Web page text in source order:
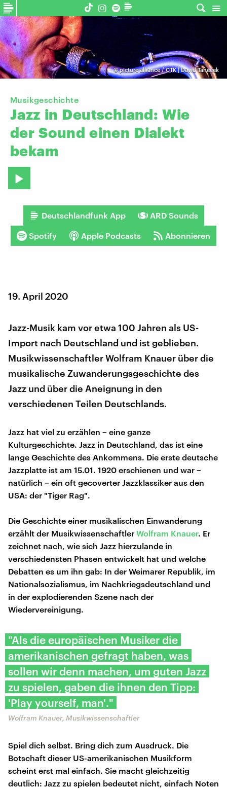
©picture alliance / CTK | David Tanecek
Musikgeschichte
Jazz in Deutschland: Wie
der Sound einen Dialekt
bekam
Deutschlandfunk App ARD Sounds
Spotify Apple Podcasts Abonnieren
19. April 2020
Jazz-Musik kam vor etwa 100 Jahren als US-
Import nach Deutschland und ist geblieben.
Musikwissenschaftler Wolfram Knauer über die
musikalische Zuwanderungsgeschichte des
Jazz und über die Aneignung in den
verschiedenen Teilen Deutschlands.
Jazz hat viel zu erzählen − eine ganze
Kulturgeschichte. Jazz in Deutschland, das ist eine
lange Geschichte des Ankommens. Die erste deutsche
Jazzplatte ist am 15.01. 1920 erschienen und war −
natürlich − ein oft gecoverter Jazzklassiker aus den
USA: der "Tiger Rag".
Die Geschichte einer musikalischen Einwanderung
erzählt der Musikwissenschaftler Wolfram Knauer. Er
zeichnet nach, wie sich Jazz hierzulande in
verschiedensten Phasen entwickelt hat und welche
Debatten es um ihn gab: In der Weimarer Republik, im
Nationalsozialismus, im Nachkriegsdeutschland und
in der explodierenden Szene nach der
Wiedervereinigung.
"Als die europäischen Musiker die
amerikanischen gefragt haben, was
sollen wir denn machen, um guten Jazz
zu spielen, gaben die ihnen den Tipp:
'Play yourself, man'."
Wolfram Knauer, Musikwissenschaftler
Spiel dich selbst. Bring dich zum Ausdruck. Die
Botschaft dieser US-amerikanischen Musikform
scheint erst mal einfach. Sie macht gleichzeitig
deutlich: Jazz zu spielen bedeutet nicht, einfach Noten